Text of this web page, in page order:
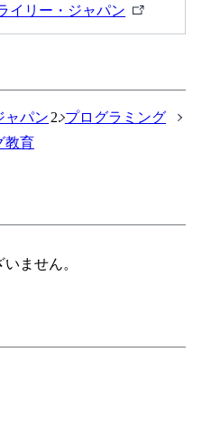
イリー・ジャパン
外
ャパン
プログラミング
教育
ません。